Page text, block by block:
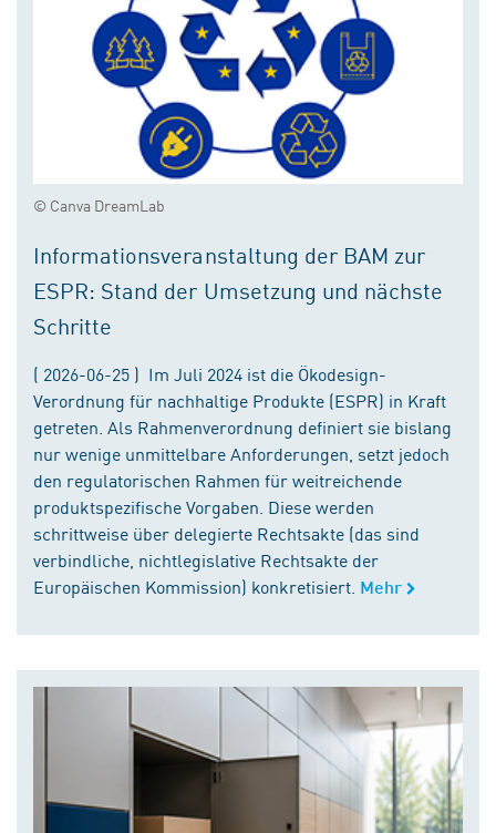
© Canva DreamLab
Informationsveranstaltung der BAM zur
ESPR: Stand der Umsetzung und nächste
Schritte
( 2026-06-25 ) Im Juli 2024 ist die Ökodesign-
Verordnung für nachhaltige Produkte (ESPR) in Kraft
getreten. Als Rahmenverordnung definiert sie bislang
nur wenige unmittelbare Anforderungen, setzt jedoch
den regulatorischen Rahmen für weitreichende
produktspezifische Vorgaben. Diese werden
schrittweise über delegierte Rechtsakte (das sind
verbindliche, nichtlegislative Rechtsakte der
Europäischen Kommission) konkretisiert. Mehr